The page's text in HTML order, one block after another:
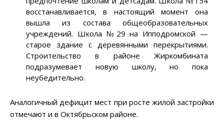
восстанавливается, в настоящий момент она
вышла из состава общеобразовательных
учреждений. Школа №29 на Ипподромской —
старое здание с деревянными перекрытиями.
Строительство в районе Жиркомбината
подразумевает новую школу, но пока
неубедительно.
Аналогичный дефицит мест при росте жилой застройки
отмечают и в Октябрьском районе.